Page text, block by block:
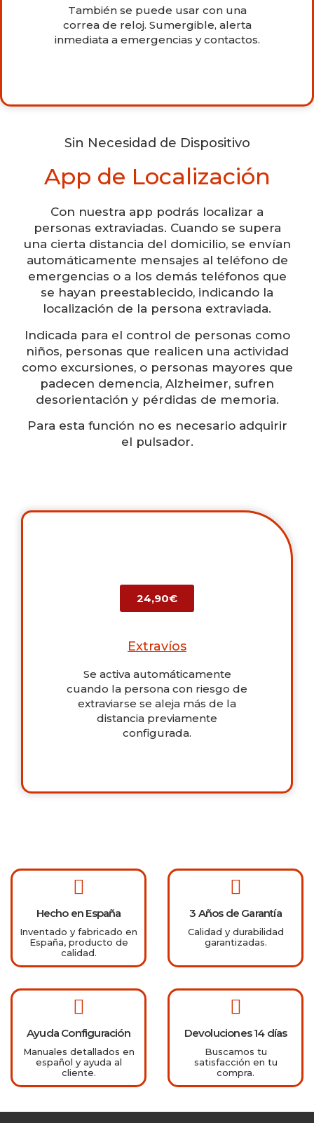
También se puede usar con una
correa de reloj. Sumergible, alerta
inmediata a emergencias y contactos.
Sin Necesidad de Dispositivo
App de Localización
Con nuestra app podrás localizar a
personas extraviadas. Cuando se supera
una cierta distancia del domicilio, se envían
automáticamente mensajes al teléfono de
emergencias o a los demás teléfonos que
se hayan preestablecido, indicando la
localización de la persona extraviada.
Indicada para el control de personas como
niños, personas que realicen una actividad
como excursiones, o personas mayores que
padecen demencia, Alzheimer, sufren
desorientación y pérdidas de memoria.
Para esta función no es necesario adquirir
el pulsador.
24,90€
Extravíos
Se activa automáticamente
cuando la persona con riesgo de
extraviarse se aleja más de la
distancia previamente
configurada.
Hecho en España
Inventado y fabricado en
España, producto de
calidad.
3 Años de Garantía
Calidad y durabilidad
garantizadas.
Ayuda Configuración
Manuales detallados en
español y ayuda al
cliente.
Devoluciones 14 días
Buscamos tu
satisfacción en tu
compra.